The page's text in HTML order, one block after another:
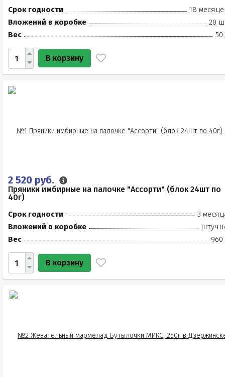
Срок годности
18
Вложений в коробке
20
Вес
50
В корзину
2 520 руб.
Пряники имбирные на палочке "Ассорти" (блок 24шт по
40г)
Срок годности
3
Вложений в коробке
Вес
960
В корзину